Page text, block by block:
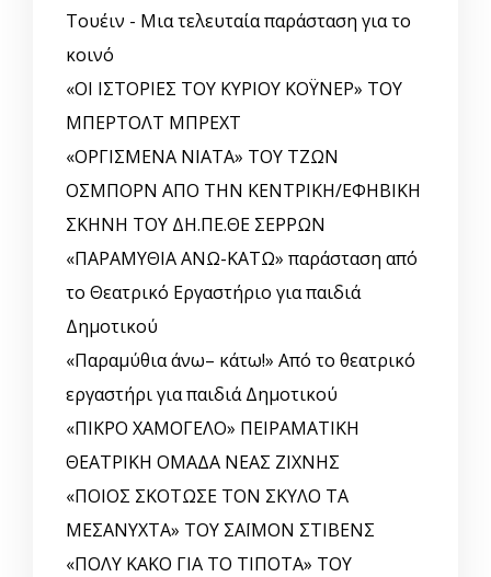
Τουέιν - Μια τελευταία παράσταση για το
κοινό
«ΟΙ ΙΣΤΟΡΙΕΣ ΤΟΥ ΚΥΡΙΟΥ ΚΟΫΝΕΡ» ΤΟΥ
ΜΠΕΡΤΟΛΤ ΜΠΡΕΧΤ
«ΟΡΓΙΣΜΕΝΑ ΝΙΑΤΑ» ΤΟΥ ΤΖΩΝ
ΟΣΜΠΟΡΝ ΑΠΟ ΤΗΝ ΚΕΝΤΡΙΚΗ/ΕΦΗΒΙΚΗ
ΣΚΗΝΗ ΤΟΥ ΔΗ.ΠΕ.ΘΕ ΣΕΡΡΩΝ
«ΠΑΡΑΜΥΘΙΑ ΑΝΩ-ΚΑΤΩ» παράσταση από
το Θεατρικό Εργαστήριο για παιδιά
Δημοτικού
«Παραμύθια άνω– κάτω!» Από το θεατρικό
εργαστήρι για παιδιά Δημοτικού
«ΠΙΚΡΟ ΧΑΜΟΓΕΛΟ» ΠΕΙΡΑΜΑΤΙΚΗ
ΘΕΑΤΡΙΚΗ ΟΜΑΔΑ ΝΕΑΣ ΖΙΧΝΗΣ
«ΠΟΙΟΣ ΣΚΟΤΩΣΕ ΤΟΝ ΣΚΥΛΟ ΤΑ
ΜΕΣΑΝΥΧΤΑ» ΤΟΥ ΣΑΪΜΟΝ ΣΤΙΒΕΝΣ
«ΠΟΛΥ ΚΑΚΟ ΓΙΑ ΤΟ ΤΙΠΟΤΑ» ΤΟΥ